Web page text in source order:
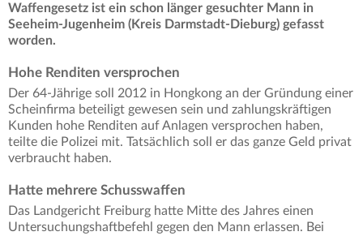
Waffengesetz ist ein schon länger gesuchter Mann in
Seeheim-Jugenheim (Kreis Darmstadt-Dieburg) gefasst
worden.
Hohe Renditen versprochen
Der 64-Jährige soll 2012 in Hongkong an der Gründung einer
Scheinfirma beteiligt gewesen sein und zahlungskräftigen
Kunden hohe Renditen auf Anlagen versprochen haben,
teilte die Polizei mit. Tatsächlich soll er das ganze Geld privat
verbraucht haben.
Hatte mehrere Schusswaffen
Das Landgericht Freiburg hatte Mitte des Jahres einen
Untersuchungshaftbefehl gegen den Mann erlassen. Bei